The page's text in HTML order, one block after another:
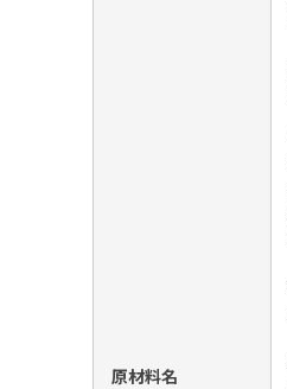
原材料名